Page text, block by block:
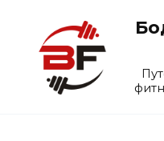
содержанию